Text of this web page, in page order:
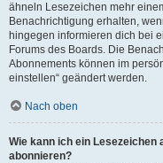
ähneln Lesezeichen mehr
Benachrichtigung erhalten,
hingegen informieren dich bei
Forums des Boards. Die
Abonnements können im
einstellen“ geändert werden.
Nach oben
Wie kann ich ein Lesezeichen
abonnieren?